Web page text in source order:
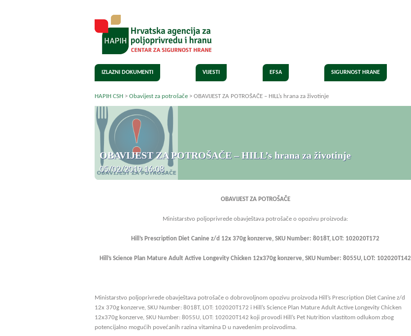
IZLAZNI DOKUMENTI VIJESTI EFSA SIGURNOST HRANE
HAPIH CSH > Obavijest za potrošače > OBAVIJEST ZA POTROŠAČE – HILL’s hrana za životinje
OBAVIJEST ZA POTROŠAČE – HILL’s hrana za životinje
05/02/2019 16:08
OBAVIJEST ZA POTROŠAČE
Ministarstvo poljoprivrede obavještava potrošače o opozivu proizvoda:
Hill’s Prescription Diet Canine z/d 12x 370g konzerve, SKU Number: 8018T, LOT: 102020T172
Hill’s Science Plan Mature Adult Active Longevity Chicken 12x370g konzerve, SKU Number: 8055U, LOT: 102020T142
Ministarstvo poljoprivrede obavještava potrošače o dobrovoljnom opozivu proizvoda Hill’s Prescription Diet Canine z/d
12x 370g konzerve, SKU Number: 8018T, LOT: 102020T172 i Hill’s Science Plan Mature Adult Active Longevity Chicken
12x370g konzerve, SKU Number: 8055U, LOT: 102020T142 koji provodi Hill’s Pet Nutrition vlastitom odlukom zbog
potencijalno mogućih povećanih razina vitamina D u navedenim proizvodima.